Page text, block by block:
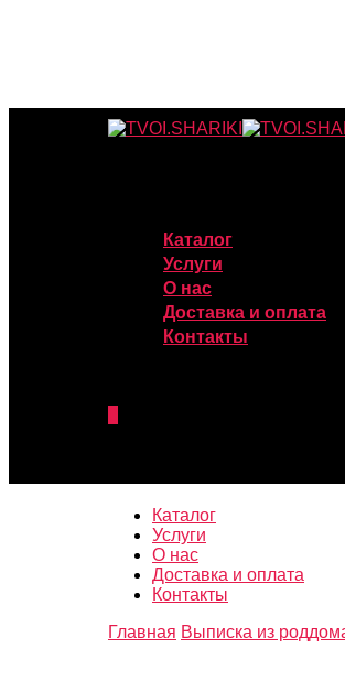
Каталог
Услуги
О нас
Доставка и оплата
Контакты
Каталог
Услуги
О нас
Доставка и оплата
Контакты
Главная Выписка из